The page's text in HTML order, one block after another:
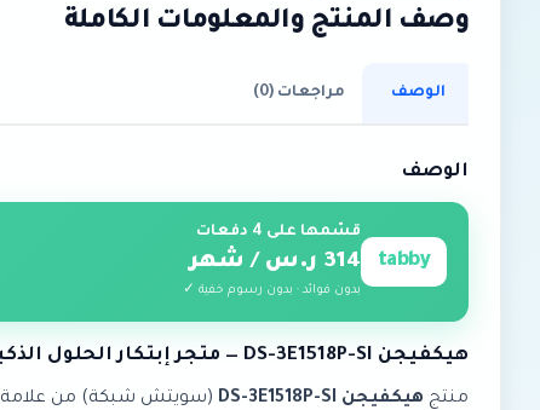
وصف المنتج والمعلومات الكاملة
الوصف مراجعات (0)
الوصف
tabby
قسّمها على 4 دفعات
314 ر.س / شهر
بدون فوائد · بدون رسوم خفية ✓
هيكفيجن DS-3E1518P-SI — متجر إبتكار الحلول الذكية
منتج هيكفيجن DS-3E1518P-SI (سويتش شبكة) من علامة